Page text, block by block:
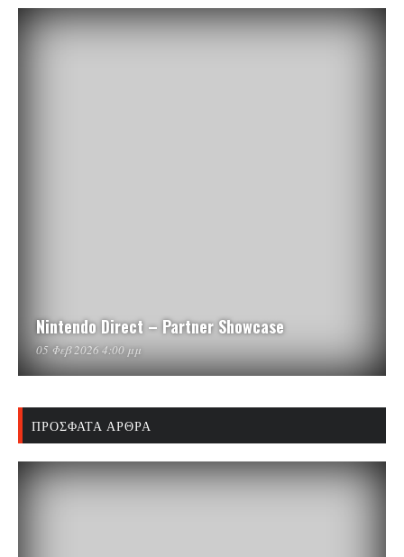
Nintendo Direct – Partner Showcase
05 Φεβ 2026 4:00 μμ
ΠΡΌΣΦΑΤΑ ΆΡΘΡΑ